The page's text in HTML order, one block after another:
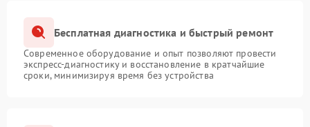
Бесплатная диагностика и быстрый ремонт
Современное оборудование и опыт позволяют провести
экспресс-диагностику и восстановление в кратчайшие
сроки, минимизируя время без устройства